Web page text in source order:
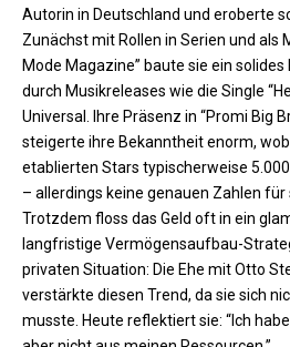
Autorin in Deutschland und eroberte
Zunächst mit Rollen in Serien und als
Mode Magazine” baute sie ein
durch Musikreleases wie die Single
Universal. Ihre Präsenz in “Promi Big
steigerte ihre Bekanntheit enorm,
etablierten Stars typischerweise
– allerdings keine genauen Zahlen für
Trotzdem floss das Geld oft in ein
langfristige Vermögensaufbau-
privaten Situation: Die Ehe mit Otto
verstärkte diesen Trend, da sie sich
musste. Heute reflektiert sie: “Ich